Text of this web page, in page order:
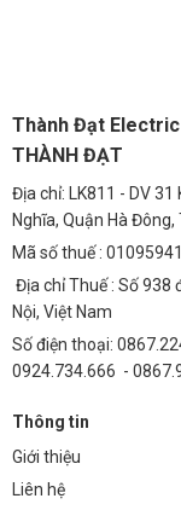
Thành Đạt Electric
THÀNH ĐẠT
Địa chỉ: LK811 - DV 31
Nghĩa, Quận Hà
Mã số thuế :
Địa chỉ Thuế : Số 938
Nội, Việt Nam
Số điện thoại:
0924.734.666 -
Thông tin
Giới thiệu
Liên hệ